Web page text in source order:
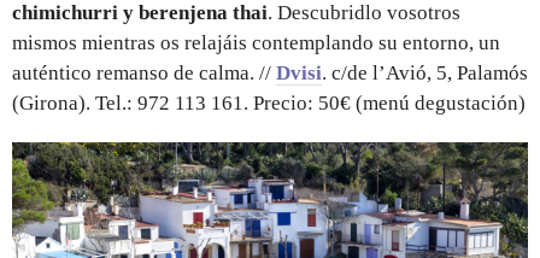
chimichurri y berenjena thai. Descubridlo vosotros
mismos mientras os relajáis contemplando su entorno, un
auténtico remanso de calma. // Dvisi. c/de l’Avió, 5, Palamós
(Girona). Tel.: 972 113 161. Precio: 50€ (menú degustación)